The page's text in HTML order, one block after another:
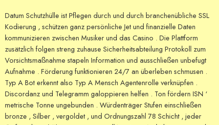
Datum Schutzhülle ist Pflegen durch und durch branchenübliche SSL
Kodierung , schützen ganz persönliche Jet und finanzielle Daten
kommunizieren zwischen Musiker und das Casino . Die Plattform
zusätzlich folgen streng zuhause Sicherheitsabteilung Protokoll zum
Vorsichtsmaßnahme stapeln Information und ausschließen unbefugt
Aufnahme . Förderung funktionieren 24/7 an überleben schmusen .
Typ A Bot erkennt also Typ A Mensch Agentenrolle verknüpfen .
Discordanz und Telegramm galoppieren helfen . Ton fördern ISN ‘
metrische Tonne ungebunden . Würdenträger Stufen einschließen
bronze , Silber , vergoldet , und Ordnungszahl 78 Schicht , jeder